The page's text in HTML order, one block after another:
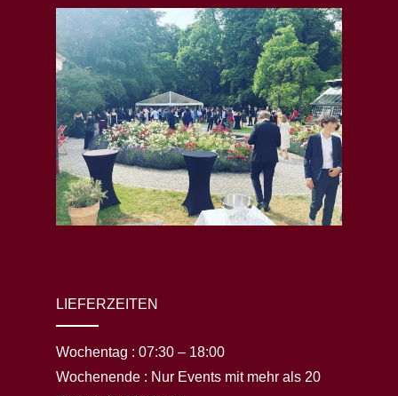
LIEFERZEITEN
Wochentag : 07:30 – 18:00
Wochenende : Nur Events mit mehr als 20